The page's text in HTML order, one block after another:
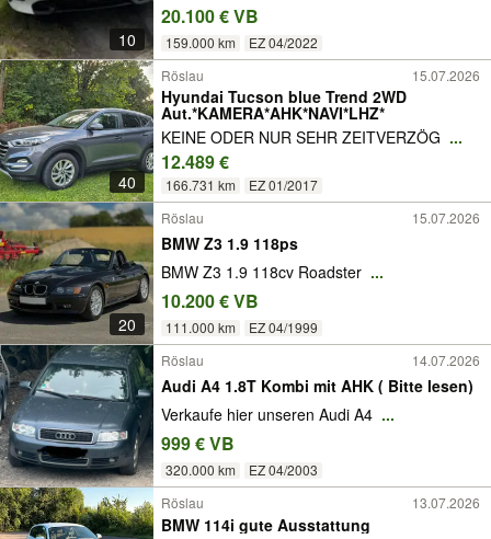
10
20.100 € VB
159.000 km EZ 04/2022
40
Röslau 15.07.2026
Hyundai Tucson blue Trend 2WD
Aut.*KAMERA*AHK*NAVI*LHZ*
KEINE ODER NUR SEHR ZEITVERZÖG ...
12.489 €
166.731 km EZ 01/2017
20
Röslau 15.07.2026
BMW Z3 1.9 118ps
BMW Z3 1.9 118cv Roadster ...
10.200 € VB
111.000 km
EZ 04/1999
Röslau
14.07.2026
Audi A4 1.8T Kombi mit AHK ( Bitte lesen)
Verkaufe hier unseren Audi A4 ...
999 € VB
320.000 km EZ 04/2003
Röslau 13.07.2026
BMW 114i gute Ausstattung